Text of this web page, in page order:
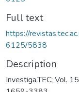
Full text
https://
6125/5838
Description
Investiga.TEC; Vol.